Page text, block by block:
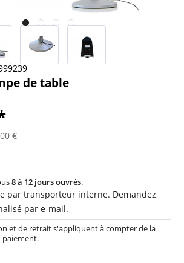
de table
€
8 à 12 jours ouvrés.
par transporteur interne. Demandez
par e-mail.
et de retrait s'appliquent à compter de la
paiement.